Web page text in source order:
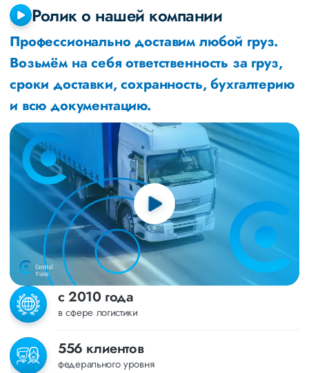
Ролик о нашей компании
Профессионально доставим любой груз.
Возьмём на себя ответственность за груз,
сроки доставки, сохранность, бухгалтерию
и всю документацию.
с 2010 года
в сфере логистики
556 клиентов
федерального уровня